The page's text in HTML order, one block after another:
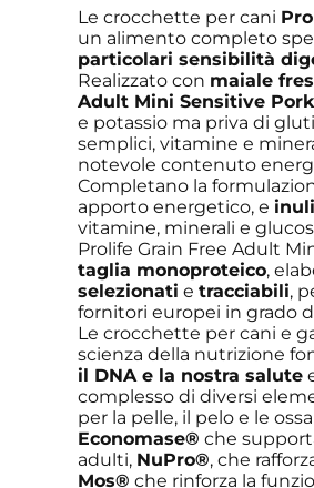
Le crocchette per cani
un alimento completo
particolari sensibilità
Realizzato con maiale
Adult Mini Sensitive Pork
e potassio ma priva di
semplici, vitamine e
notevole contenuto
Completano la
apporto energetico, e
vitamine, minerali e
Prolife Grain Free Adult
taglia monoproteico,
selezionati etracciabili,
fornitori europei in grado
Le crocchette per cani e
scienza della nutrizione
il DNA e la nostra salute
complesso di diversi
per la pelle, il pelo e le
Economase® che
adulti, NuPro®, che
Mos® che rinforza la